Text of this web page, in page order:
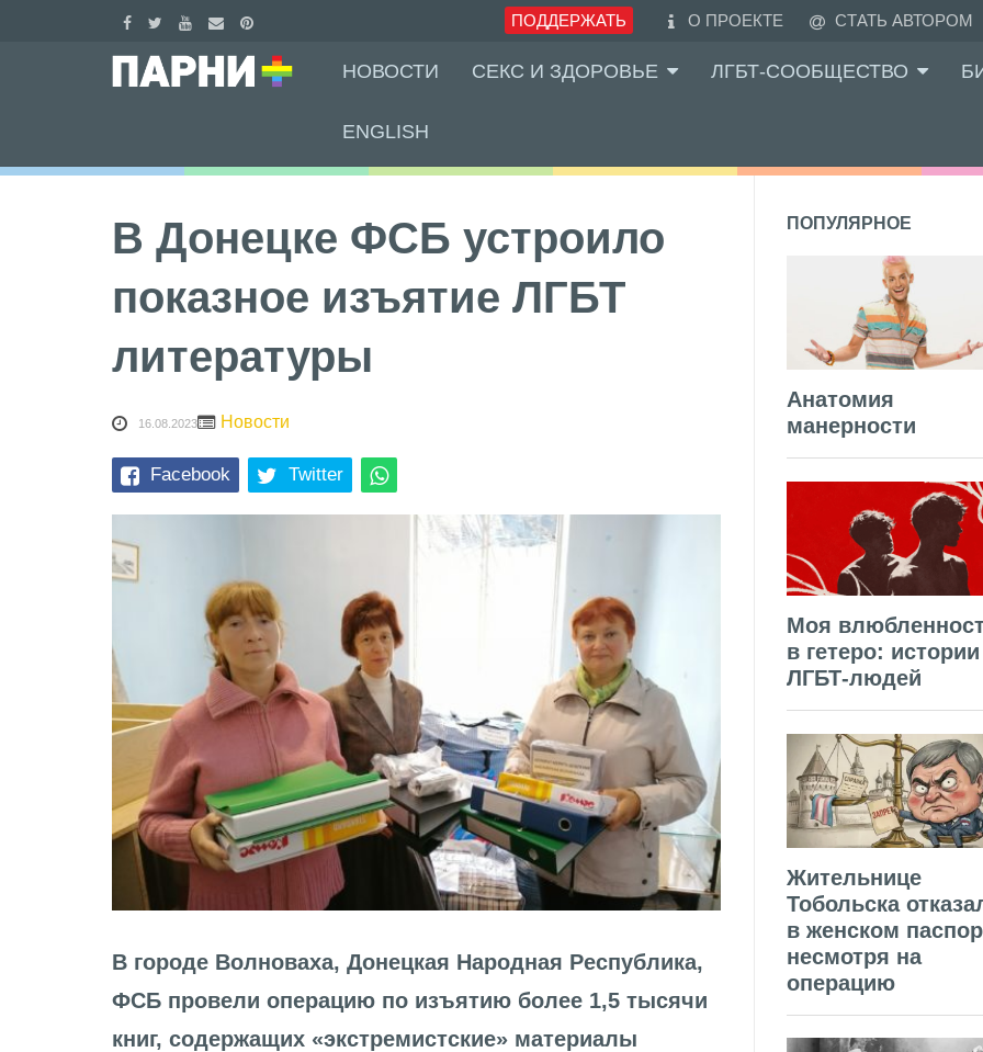
ПОДДЕРЖАТЬ О ПРОЕКТЕ СТАТЬ АВТОРОМ
НОВОСТИ СЕКС И ЗДОРОВЬЕ ЛГБТ-СООБЩЕСТВО
ENGLISH
В Донецке ФСБ устроило
показное изъятие ЛГБТ
литературы
16.08.2023 Новости
Facebook Twitter
В городе Волноваха, Донецкая Народная Республика,
ФСБ провели операцию по изъятию более 1,5 тысячи
книг, содержащих «экстремистские» материалы
ПОПУЛЯРНОЕ
Анатомия
манерности
Моя
в гетеро: истории
ЛГБТ-людей
Жительнице
Тобольска
в женском
несмотря на
операцию